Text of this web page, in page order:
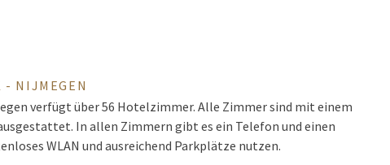
- NIJMEGEN
verfügt über 56 Hotelzimmer. Alle Zimmer sind mit einem
In allen Zimmern gibt es ein Telefon und einen
WLAN und ausreichend Parkplätze nutzen.